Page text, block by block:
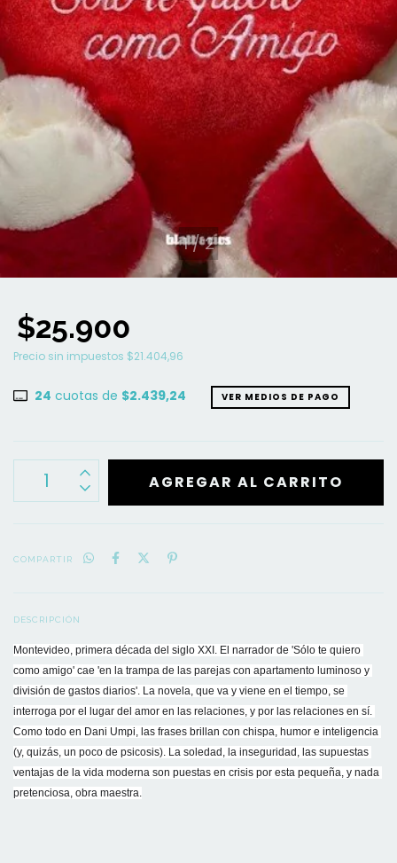
1/2
$25.900
Precio sin impuestos $21.404,96
24 cuotas de $2.439,24 VER MEDIOS DE PAGO
COMPARTIR
DESCRIPCIÓN
Montevideo, primera década del siglo XXI. El narrador de 'Sólo te quiero
como amigo' cae 'en la trampa de las parejas con apartamento luminoso y
división de gastos diarios'. La novela, que va y viene en el tiempo, se
interroga por el lugar del amor en las relaciones, y por las relaciones en sí.
Como todo en Dani Umpi, las frases brillan con chispa, humor e inteligencia
(y, quizás, un poco de psicosis). La soledad, la inseguridad, las supuestas
ventajas de la vida moderna son puestas en crisis por esta pequeña, y nada
pretenciosa, obra maestra.